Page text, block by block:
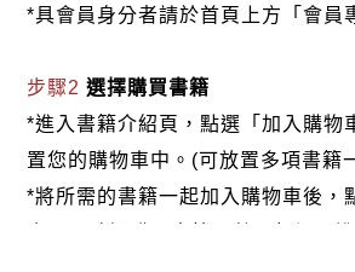
*具會員身分者請於首頁上方「會員
步驟2選擇購買書籍
*進入書籍介紹頁，點選「加入購物
置您的購物車中。(可放置多項書籍
*將所需的書籍一起加入購物車後，